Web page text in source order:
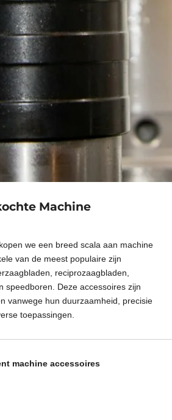
Machine
we een breed scala aan machine
van de meest populaire zijn
reciprozaagbladen,
speedboren. Deze accessoires zijn
vanwege hun duurzaamheid, precisie
toepassingen.
machine accessoires